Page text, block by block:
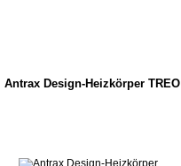
Antrax Design-Heizkörper TREO